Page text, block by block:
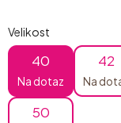
Velikost
40
Na dotaz
42
Na
50